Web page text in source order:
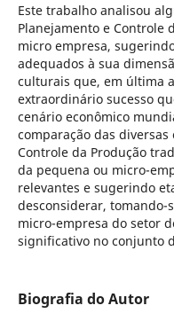
Este trabalho analisou
Planejamento e Controle
micro empresa,
adequados à sua
culturais que, em última
extraordinário sucesso
cenário econômico
comparação das
Controle da Produção
da pequena ou micro-
relevantes e sugerindo
desconsiderar, tomando-
micro-empresa do setor
significativo no conjunto
Biografia do Autor